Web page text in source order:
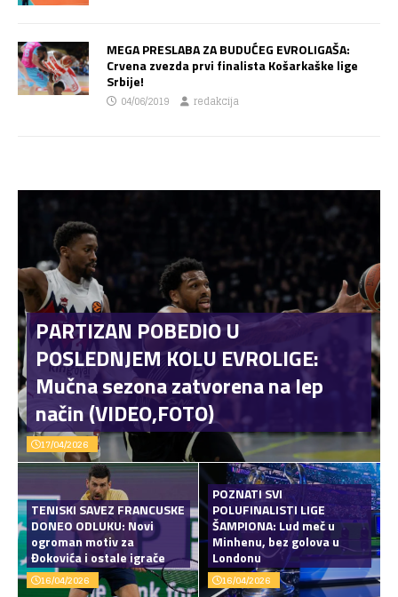
MEGA PRESLABA ZA BUDUĆEG EVROLIGAŠA:
Crvena zvezda prvi finalista Košarkaške lige
Srbije!
04/06/2019 redakcija
PARTIZAN POBEDIO U
POSLEDNJEM KOLU EVROLIGE:
Mučna sezona zatvorena na lep
način (VIDEO,FOTO)
17/04/2026
TENISKI SAVEZ FRANCUSKE
DONEO ODLUKU: Novi
ogroman motiv za
Đokovića i ostale igrače
16/04/2026
POZNATI SVI
POLUFINALISTI LIGE
ŠAMPIONA: Lud meč u
Minhenu, bez golova u
Londonu
16/04/2026